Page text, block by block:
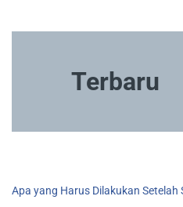
Terbaru
Apa yang Harus Dilakukan Setelah